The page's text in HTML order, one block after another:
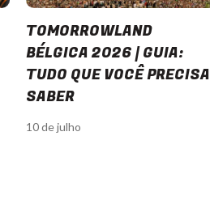
TOMORROWLAND
BÉLGICA 2026 | GUIA:
TUDO QUE VOCÊ PRECISA
SABER
10 de julho